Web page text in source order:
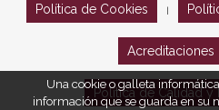
Política de Cookies
Acreditaciones
Política de Calidad
Una cookie o galleta
información que se guarda en su